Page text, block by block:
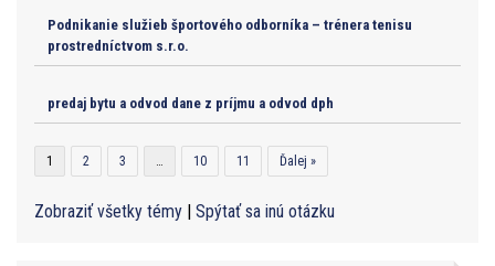
Podnikanie služieb športového odborníka – trénera tenisu
prostredníctvom s.r.o.
predaj bytu a odvod dane z príjmu a odvod dph
1 2 3 … 10 11 Ďalej »
Zobraziť všetky témy | Spýtať sa inú otázku